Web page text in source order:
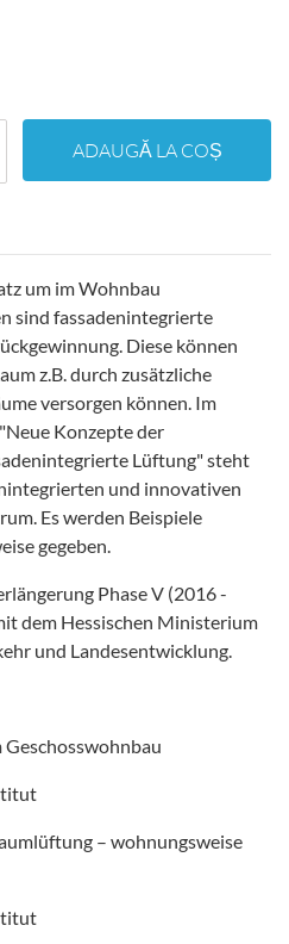
ADAUGĂ LA COȘ
um im Wohnbau
sind fassadenintegrierte
Diese können
z.B. durch zusätzliche
versorgen können. Im
Konzepte der
Lüftung" steht
und innovativen
Es werden Beispiele
gegeben.
Phase V (2016 -
dem Hessischen Ministerium
und Landesentwicklung.
– wohnungsweise